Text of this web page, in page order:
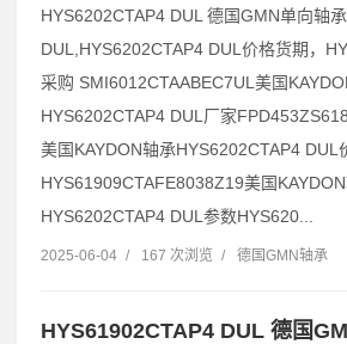
HYS6202CTAP4 DUL 德国GMN单向轴
DUL,HYS6202CTAP4 DUL价格货期，
采购 SMI6012CTAABEC7UL美国
HYS6202CTAP4 DUL厂家
美国KAYDON轴承HYS6202CTAP4 DUL
HYS61909CTAFE8038Z19美国
HYS6202CTAP4 DUL参数HYS620...
2025-06-04 / 167 次浏览 / 德国GMN轴承
HYS61902CTAP4 DUL 德国